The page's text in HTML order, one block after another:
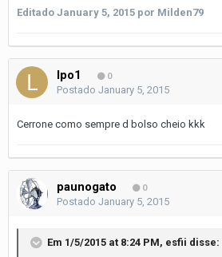
Editado January 5, 2015 por Milden79
lpo1 0
Postado January 5, 2015
Cerrone como sempre d bolso cheio kkk
paunogato 0
Postado January 5, 2015
Em 1/5/2015 at 8:24 PM, esfii disse: